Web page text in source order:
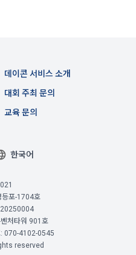
문서 및 전자거래기본법, 전
기본법, 개인정보보호법 등
으며, 약관을 개정할 경우에는
현행 약관과 함께 “회사” 홈페
7일 이전부터 적용일자 전일
을 제정 및 변경할 권리를 가지
일자와 개정사유를 명시하여
통계학적 분석, 서비스 고도화
방법
, 닉네임, 이메일
국가, 직업
금 및 상품 지급 과정에서 해당
대회 주최 문의
교육 문의
데이콘 서비스 소개
한국어
등포-1704호
처타워 901호
: 070-4102-0545
reserved